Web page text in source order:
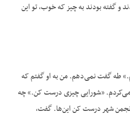
و گفته بودند به چیز که خوب، تو این
طه گفت نمی‌دهم. من به او گفتم که
می‌کردم. «شورایی چیزی درست کن.» چه
شهر درست کن این‌ها. گفت،